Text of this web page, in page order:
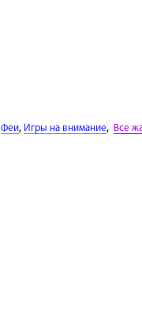
Феи, Игры на внимание, Все